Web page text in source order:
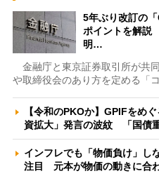
5年ぶり改訂の
ポイントを解説
明…
金融庁と東京証券取引所が共
や取締役会のあり方を定める「
【令和のPKOか】GPIFをめ
資拡大」発言の波紋 「国債
インフレでも「物価負け」し
注目 元本が物価の動きに合